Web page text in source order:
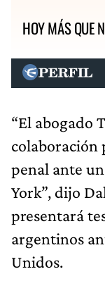
HOY MÁS QUE
“El abogado
colaboración
penal ante
York”, dijo
presentará
argentinos
Unidos.